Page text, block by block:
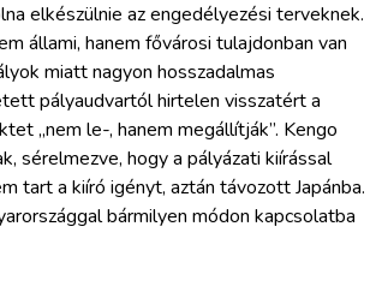
elkészülnie az engedélyezési terveknek.
állami, hanem fővárosi tulajdonban van
miatt nagyon hosszadalmas
pályaudvartól hirtelen visszatért a
„nem le-, hanem megállítják”. Kengo
sérelmezve, hogy a pályázati kiírással
tart a kiíró igényt, aztán távozott Japánba.
bármilyen módon kapcsolatba